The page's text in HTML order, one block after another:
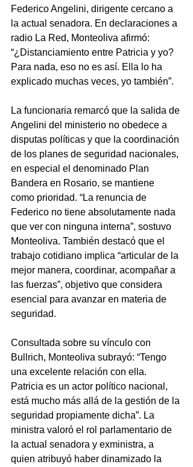
Federico Angelini, dirigente cercano a
la actual senadora. En declaraciones a
radio La Red, Monteoliva afirmó:
“¿Distanciamiento entre Patricia y yo?
Para nada, eso no es así. Ella lo ha
explicado muchas veces, yo también”.
La funcionaria remarcó que la salida de
Angelini del ministerio no obedece a
disputas políticas y que la coordinación
de los planes de seguridad nacionales,
en especial el denominado Plan
Bandera en Rosario, se mantiene
como prioridad. “La renuncia de
Federico no tiene absolutamente nada
que ver con ninguna interna”, sostuvo
Monteoliva. También destacó que el
trabajo cotidiano implica “articular de la
mejor manera, coordinar, acompañar a
las fuerzas”, objetivo que considera
esencial para avanzar en materia de
seguridad.
Consultada sobre su vínculo con
Bullrich, Monteoliva subrayó: “Tengo
una excelente relación con ella.
Patricia es un actor político nacional,
está mucho más allá de la gestión de la
seguridad propiamente dicha”. La
ministra valoró el rol parlamentario de
la actual senadora y exministra, a
quien atribuyó haber dinamizado la